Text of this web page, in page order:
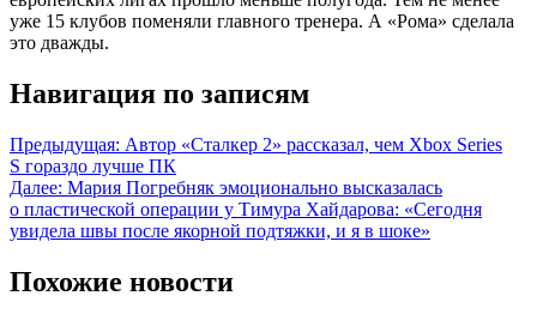
уже 15 клубов поменяли главного тренера. А «Рома» сделала
это дважды.
Навигация по записям
Предыдущая: Автор «Сталкер 2» рассказал, чем Xbox Series
S гораздо лучше ПК
Далее: Мария Погребняк эмоционально высказалась
о пластической операции у Тимура Хайдарова: «Сегодня
увидела швы после якорной подтяжки, и я в шоке»
Похожие новости